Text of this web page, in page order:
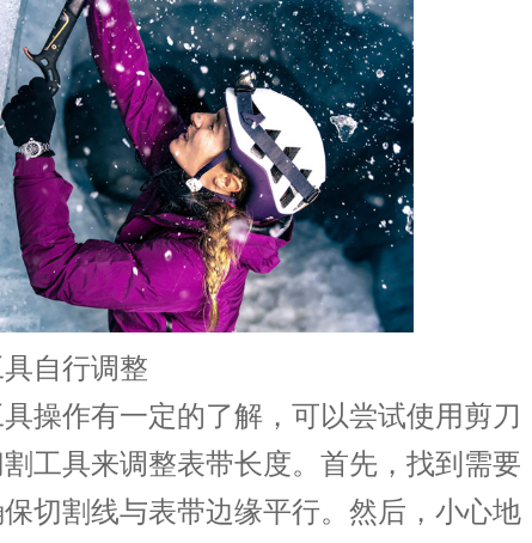
自行调整
作有一定的了解，可以尝试使用剪刀
工具来调整表带长度。首先，找到需要
切割线与表带边缘平行。然后，小心地